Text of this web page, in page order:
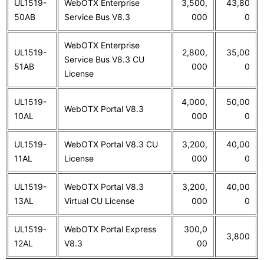
UL1519-
50AB
WebOTX Enterprise
Service Bus V8.3
3,500,
000
43,80
0
UL1519-
51AB
WebOTX Enterprise
Service Bus V8.3 CU
License
2,800,
000
35,00
0
UL1519-
10AL
WebOTX Portal V8.3
4,000,
000
50,00
0
UL1519-
11AL
WebOTX Portal V8.3 CU
License
3,200,
000
40,00
0
UL1519-
13AL
WebOTX Portal V8.3
Virtual CU License
3,200,
000
40,00
0
UL1519-
12AL
WebOTX Portal Express
V8.3
300,0
00
3,800